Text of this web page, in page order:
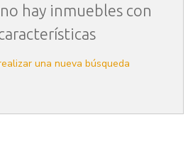
hay inmuebles con
una nueva búsqueda